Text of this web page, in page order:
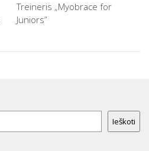
Treineris „Myobrace for
Juniors”
Ieškoti